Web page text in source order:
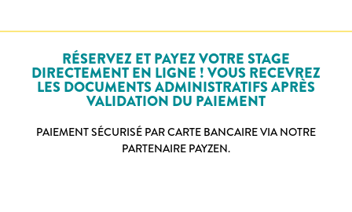
RÉSERVEZ ET PAYEZ VOTRE STAGE
DIRECTEMENT EN LIGNE ! VOUS RECEVREZ
LES DOCUMENTS ADMINISTRATIFS APRÈS
VALIDATION DU PAIEMENT
PAIEMENT SÉCURISÉ PAR CARTE BANCAIRE VIA NOTRE
PARTENAIRE PAYZEN.